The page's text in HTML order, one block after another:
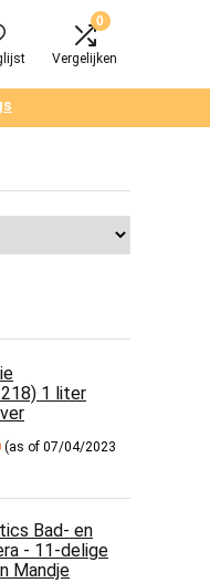
0
Vergelijken
1 liter
(as of 07/04/2023
Bad- en
- 11-delige
Mandje